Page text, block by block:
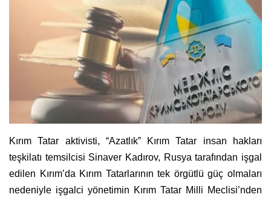
Kırım Tatar aktivisti, “Azatlık” Kırım Tatar insan hakları
teşkilatı temsilcisi Sinaver Kadırov, Rusya tarafından işgal
edilen Kırım’da Kırım Tatarlarının tek örgütlü güç olmaları
nedeniyle işgalci yönetimin Kırım Tatar Milli Meclisi’nden